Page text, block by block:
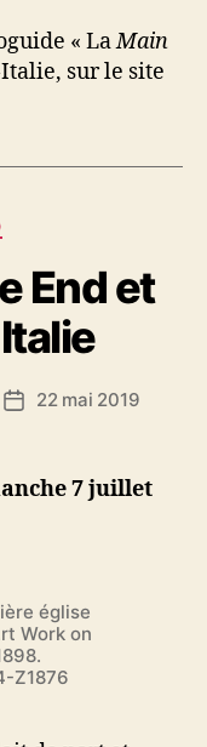
« LaMain
sur le site
End et
Date22 mai 2019
7 juillet
église
Work on
Z1876